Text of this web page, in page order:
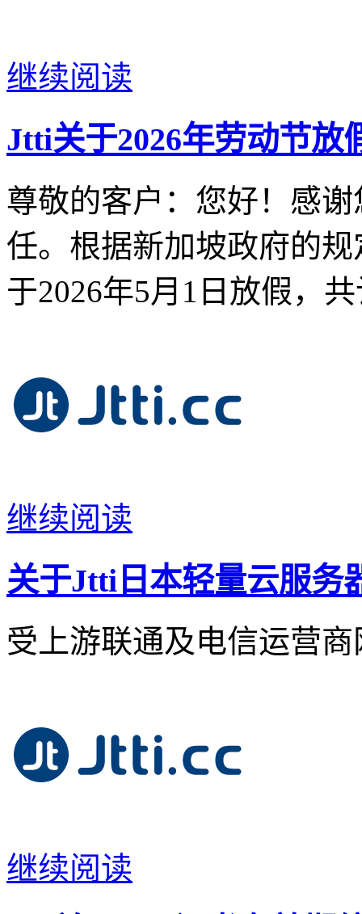
继续阅读
Jtti关于2026年劳动节放
尊敬的客户：您好！感
任。根据新加坡政府的
于2026年5月1日放假，
继续阅读
关于Jtti日本轻量云服务
受上游联通及电信运营
继续阅读